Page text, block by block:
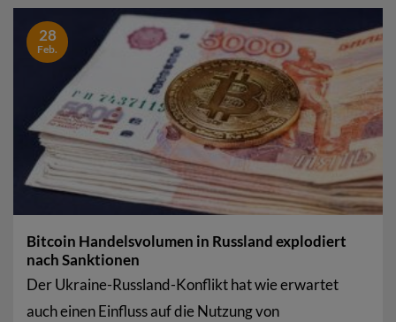
Bitcoin Handelsvolumen in Russland explodiert
nach Sanktionen
Der Ukraine-Russland-Konflikt hat wie erwartet
auch einen Einfluss auf die Nutzung von
28
Feb.